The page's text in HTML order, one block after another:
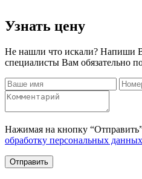
Узнать цену
Не нашли что искали? Напиши
специалисты Вам обязательно
Нажимая на кнопку
обработку персональных данных
Отправить